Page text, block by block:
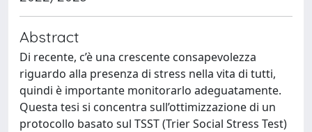
Abstract
Di recente, c’è una crescente consapevolezza
riguardo alla presenza di stress nella vita di tutti,
quindi è importante monitorarlo adeguatamente.
Questa tesi si concentra sull’ottimizzazione di un
protocollo basato sul TSST (Trier Social Stress Test)